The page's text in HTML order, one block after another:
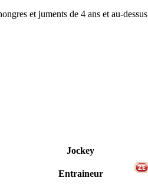
et juments de 4 ans et au-dessus
Jockey
Entraineur